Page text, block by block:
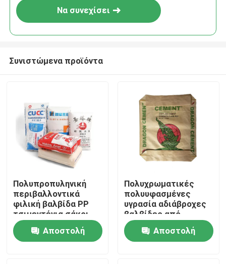
Σπίτι
Προϊόντα
Να συνεχίσει
Συνιστώμενα προϊόντα
Πολυπροπυληνική
περιβαλλοντικά
φιλική βαλβίδα PP
τσιμεντένια σάκοι
50kg Block bottom AD
STAR Packaging
Αποστολή
Πολυχρωματικές
πολυυφασμένες
υγρασία αδιάβροχες
βαλβίδες από
τσιμέντο PP 25 KG 40
KG 50 KG συσκευασία
Αποστολή